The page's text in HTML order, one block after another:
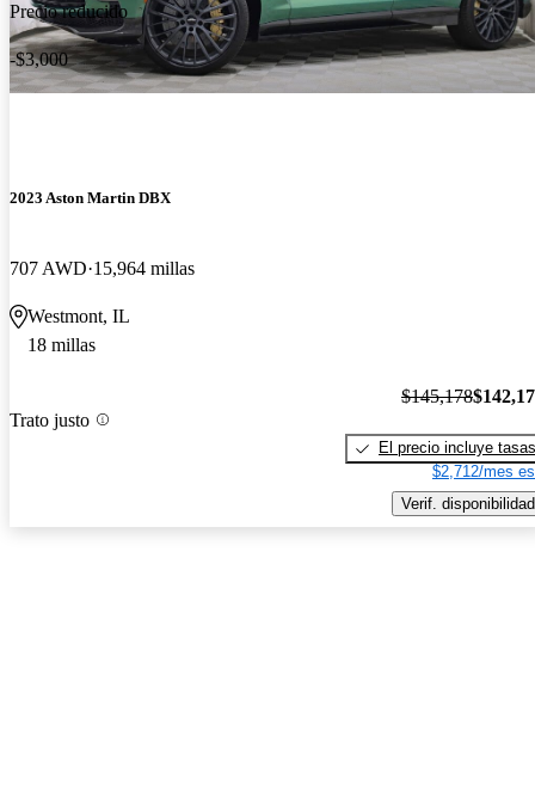
Precio reducido
-$3,000
2023 Aston Martin DBX
707 AWD 15,964 millas
Westmont, IL
18 millas
Trato justo
$145,178
El precio incluye tasas
$2,712/mes
Verif. disponibilidad